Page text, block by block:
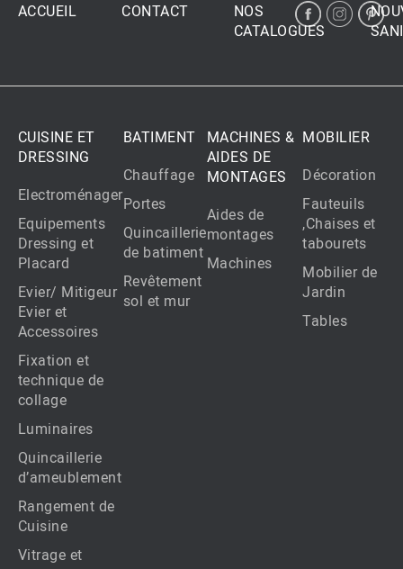
ACCUEIL CONTACT
NOS
CATALOGUES
CUISINE ET
DRESSING
Electroménager
Equipements
Dressing et
Placard
Evier/ Mitigeur
Evier et
Accessoires
Fixation et
technique de
collage
Luminaires
Quincaillerie
d’ameublement
Rangement de
Cuisine
Vitrage et
BATIMENT
Chauffage
Portes
Quincaillerie
de batiment
Revêtement
sol et mur
MACHINES &
AIDES DE
MONTAGES
Aides de
montages
Machines
MOBILIER
Décoration
Fauteuils
,Chaises et
tabourets
Mobilier de
Jardin
Tables